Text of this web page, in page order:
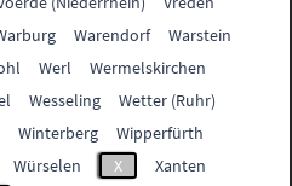
Warendorf
Warstein
Werl
Wermelskirchen
Wesseling
Wetter (Ruhr)
Winterberg
Wipperfürth
Würselen X
Xanten